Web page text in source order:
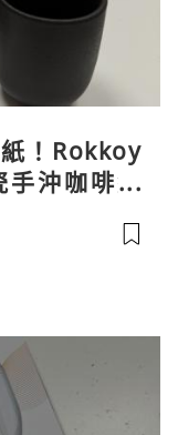
！Rokkoy
沖咖啡組